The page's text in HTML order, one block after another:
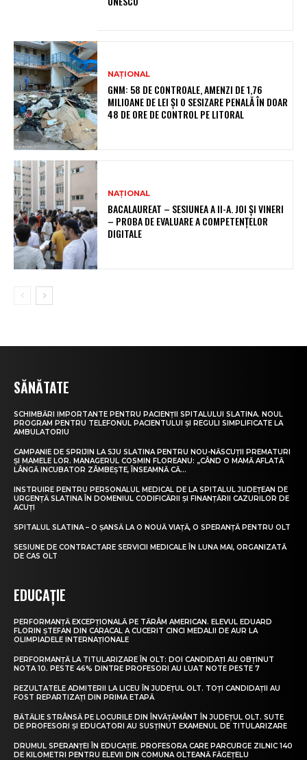
NAȚIONAL
GNM: 58 DE CONTROALE, AMENZI DE 1,76
MILIOANE DE LEI ȘI O SESIZARE PENALĂ ÎN DOAR
48 DE ORE DE CONTROL PE LITORAL
NAȚIONAL
BACALAUREAT – SESIUNEA A II-A. JOI ȘI VINERI
– PROBA DE EVALUARE A COMPETENȚELOR
DIGITALE
SĂNĂTATE
SCHIMBĂRI IMPORTANTE PENTRU PACIENȚII SPITALULUI SLATINA. NOUL
PROGRAM PENTRU TELEFONUL PACIENTULUI ȘI REGULI SIMPLIFICATE LA
AMBULATORIU
CAMPANIE DE SPRIJIN LA SJU SLATINA PENTRU NOU-NĂSCUȚII PREMATURI
ȘI MAMELE LOR. MANAGERUL COSMIN FLOREANU: „CÂND O MAMĂ AFLATĂ
LÂNGĂ INCUBATOR ZÂMBEȘTE, ÎNSEAMNĂ CĂ...
INSTRUIRE PENTRU PERSONALUL MEDICAL DE LA SPITALUL JUDEȚEAN DE
URGENȚĂ SLATINA ÎN DOMENIUL CODIFICĂRII ȘI FINANȚĂRII CAZURILOR DE
ACUȚI
SPITALUL SLATINA – O ȘANSĂ LA O NOUĂ VIAȚĂ, O SPERANȚĂ PENTRU OLT
SESIUNE DE CONTRACTARE SERVICII MEDICALE ÎN LUNA MAI, ORGANIZATĂ
DE CAS OLT
EDUCAȚIE
PERFORMANȚĂ EXCEPȚIONALĂ PE TĂRÂM AMERICAN. ELEVUL EDUARD
FLORIN ȘTEFAN DIN CARACAL A CUCERIT CINCI MEDALII DE AUR LA
OLIMPIADELE INTERNAȚIONALE
PERFORMANȚĂ LA TITULARIZARE ÎN OLT: DOI CANDIDAȚI AU OBȚINUT
NOTA 10. PESTE 46% DINTRE PROFESORI AU LUAT NOTE PESTE 7
REZULTATELE ADMITERII LA LICEU ÎN JUDEȚUL OLT. TOȚI CANDIDAȚII AU
FOST REPARTIZAȚI DIN PRIMA ETAPĂ
BĂTĂLIE STRÂNSĂ PE LOCURILE DIN ÎNVĂȚĂMÂNT ÎN JUDEȚUL OLT. SUTE
DE PROFESORI ȘI EDUCATORI AU SUSȚINUT EXAMENUL DE TITULARIZARE
DRUMUL SPERANȚEI ÎN EDUCAȚIE. PROFESORA CARE PARCURGE ZILNIC 140
DE KILOMETRI PENTRU ELEVII DIN COMUNA OLTEANĂ FĂGEȚELU